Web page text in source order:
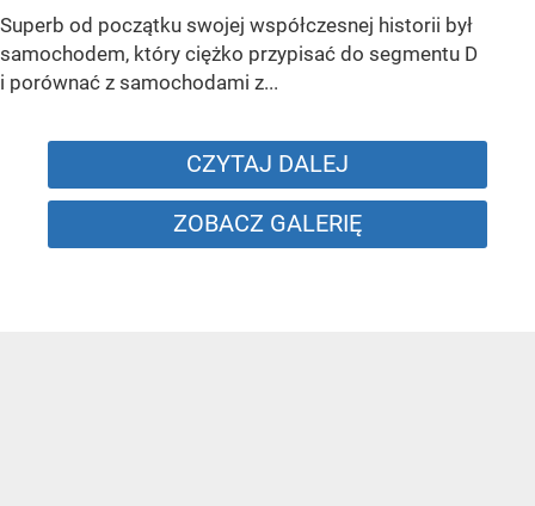
Superb od początku swojej współczesnej historii był
samochodem, który ciężko przypisać do segmentu D
i porównać z samochodami z...
CZYTAJ DALEJ
ZOBACZ GALERIĘ